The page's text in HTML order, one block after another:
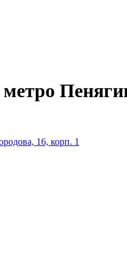
16, корп. 1